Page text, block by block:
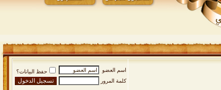
اسم العضو
حفظ البيانات؟
كلمة المرور